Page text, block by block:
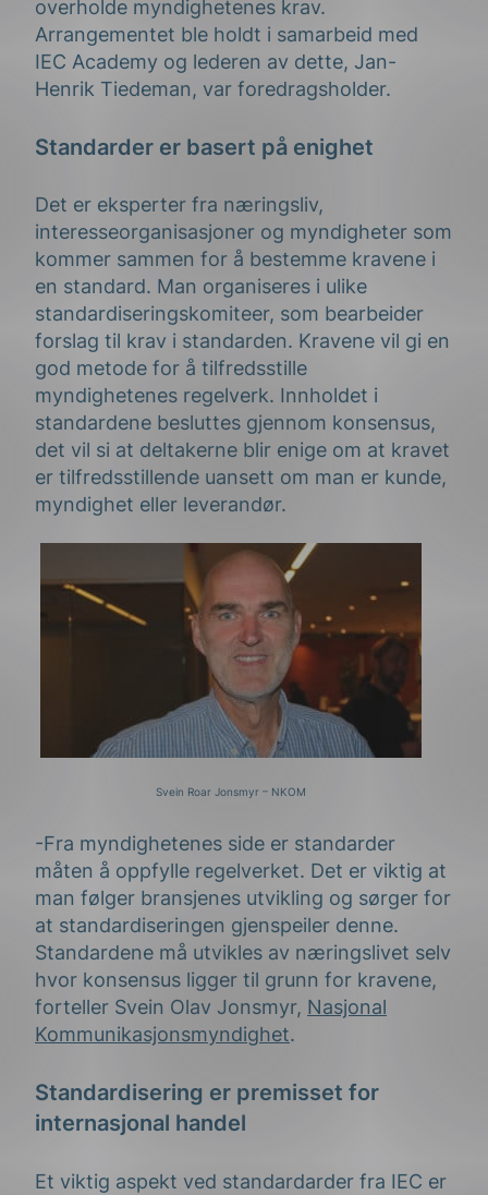
overholde myndighetenes krav.
Arrangementet ble holdt i samarbeid med
IEC Academy og lederen av dette, Jan-
Henrik Tiedeman, var foredragsholder.
Standarder er basert på enighet
Det er eksperter fra næringsliv,
interesseorganisasjoner og myndigheter som
kommer sammen for å bestemme kravene i
en standard. Man organiseres i ulike
standardiseringskomiteer, som bearbeider
forslag til krav i standarden. Kravene vil gi en
god metode for å tilfredsstille
myndighetenes regelverk. Innholdet i
standardene besluttes gjennom konsensus,
det vil si at deltakerne blir enige om at kravet
er tilfredsstillende uansett om man er kunde,
myndighet eller leverandør.
Svein Roar Jonsmyr – NKOM
-Fra myndighetenes side er standarder
måten å oppfylle regelverket. Det er viktig at
man følger bransjenes utvikling og sørger for
at standardiseringen gjenspeiler denne.
Standardene må utvikles av næringslivet selv
hvor konsensus ligger til grunn for kravene,
forteller Svein Olav Jonsmyr, Nasjonal
Kommunikasjonsmyndighet.
Standardisering er premisset for
internasjonal handel
Et viktig aspekt ved standardarder fra IEC er